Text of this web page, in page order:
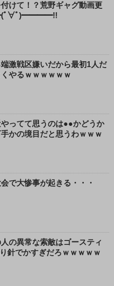
付けて！？荒野ギャグ動画更
ﾟ∀ﾟ)━━━━!!
端激戦区嫌いだから最初1人だ
やるｗｗｗｗｗｗ
やってて思うのは●●かどうか
かの境目だと思うわｗｗｗ
で大惨事が起きる・・・
人の異常な索敵はゴースティ
針でかすぎだろｗｗｗｗｗ